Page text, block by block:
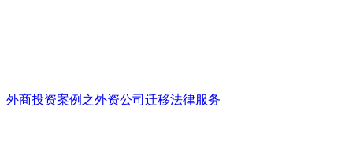
外商投资案例之外资公司迁移法律服务